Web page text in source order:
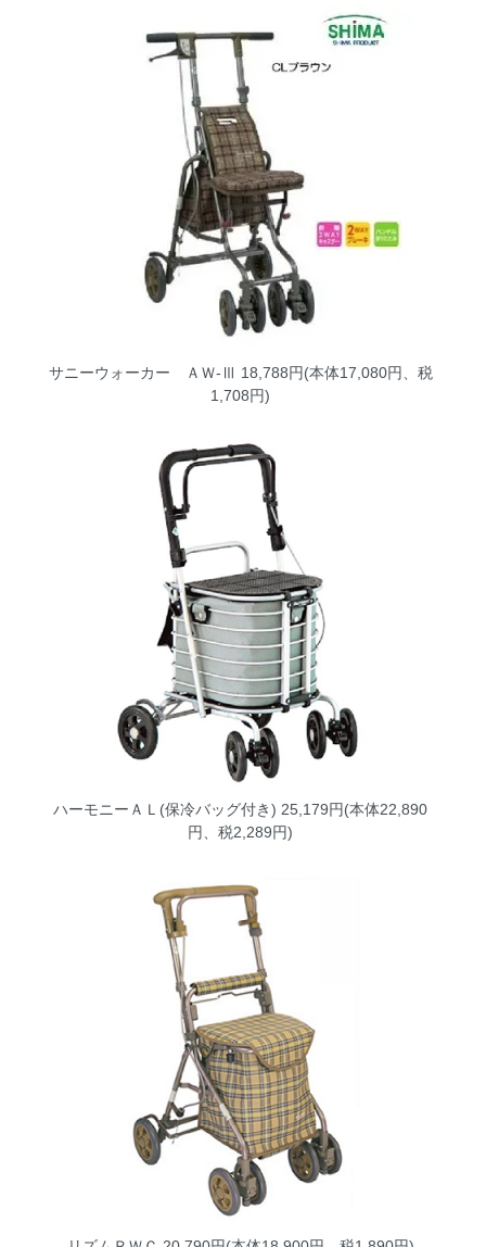
サニーウォーカー ＡＷ-Ⅲ 18,788円(本体17,080円、税
1,708円)
ハーモニーＡＬ(保冷バッグ付き) 25,179円(本体22,890
円、税2,289円)